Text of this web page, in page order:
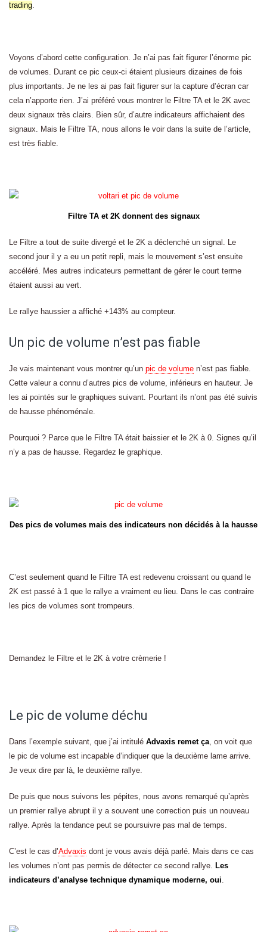
trading.
Voyons d’abord cette configuration. Je n’ai pas fait figurer l’énorme pic
de volumes. Durant ce pic ceux-ci étaient plusieurs dizaines de fois
plus importants. Je ne les ai pas fait figurer sur la capture d’écran car
cela n’apporte rien. J’ai préféré vous montrer le Filtre TA et le 2K avec
deux signaux très clairs. Bien sûr, d’autre indicateurs affichaient des
signaux. Mais le Filtre TA, nous allons le voir dans la suite de l’article,
est très fiable.
Filtre TA et 2K donnent des signaux
Le Filtre a tout de suite divergé et le 2K a déclenché un signal. Le
second jour il y a eu un petit repli, mais le mouvement s’est ensuite
accéléré. Mes autres indicateurs permettant de gérer le court terme
étaient aussi au vert.
Le rallye haussier a affiché +143% au compteur.
Un pic de volume n’est pas fiable
Je vais maintenant vous montrer qu’un pic de volume n’est pas fiable.
Cette valeur a connu d’autres pics de volume, inférieurs en hauteur. Je
les ai pointés sur le graphiques suivant. Pourtant ils n’ont pas été suivis
de hausse phénoménale.
Pourquoi ? Parce que le Filtre TA était baissier et le 2K à 0. Signes qu’il
n’y a pas de hausse. Regardez le graphique.
Des pics de volumes mais des indicateurs non décidés à la hausse
C’est seulement quand le Filtre TA est redevenu croissant ou quand le
2K est passé à 1 que le rallye a vraiment eu lieu. Dans le cas contraire
les pics de volumes sont trompeurs.
Demandez le Filtre et le 2K à votre crèmerie !
Le pic de volume déchu
Dans l’exemple suivant, que j’ai intitulé Advaxis remet ça, on voit que
le pic de volume est incapable d’indiquer que la deuxième lame arrive.
Je veux dire par là, le deuxième rallye.
De puis que nous suivons les pépites, nous avons remarqué qu’après
un premier rallye abrupt il y a souvent une correction puis un nouveau
rallye. Après la tendance peut se poursuivre pas mal de temps.
C’est le cas d’Advaxis dont je vous avais déjà parlé. Mais dans ce cas
les volumes n’ont pas permis de détecter ce second rallye. Les
indicateurs d’analyse technique dynamique moderne, oui.